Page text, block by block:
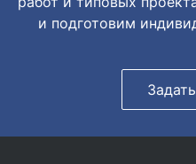
и подготовим